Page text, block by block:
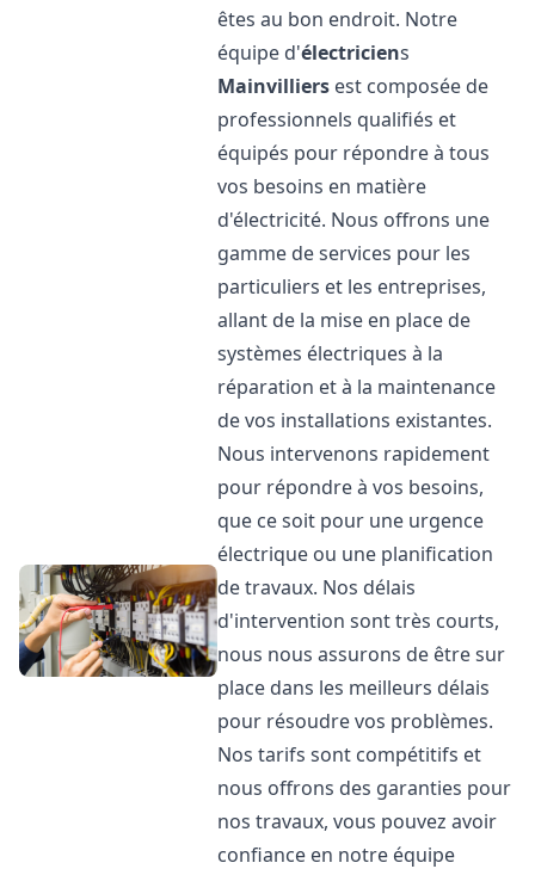
êtes au bon endroit. Notre
équipe d'électriciens
Mainvilliers est composée de
professionnels qualifiés et
équipés pour répondre à tous
vos besoins en matière
d'électricité. Nous offrons une
gamme de services pour les
particuliers et les entreprises,
allant de la mise en place de
systèmes électriques à la
réparation et à la maintenance
de vos installations existantes.
Nous intervenons rapidement
pour répondre à vos besoins,
que ce soit pour une urgence
électrique ou une planification
de travaux. Nos délais
d'intervention sont très courts,
nous nous assurons de être sur
place dans les meilleurs délais
pour résoudre vos problèmes.
Nos tarifs sont compétitifs et
nous offrons des garanties pour
nos travaux, vous pouvez avoir
confiance en notre équipe